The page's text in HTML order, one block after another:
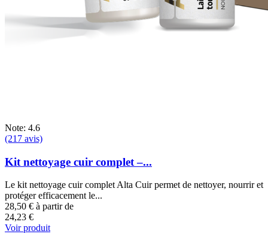
Note: 4.6
(217 avis)
Kit nettoyage cuir complet –...
Le kit nettoyage cuir complet Alta Cuir permet de nettoyer, nourrir et
protéger efficacement le...
28,50 € à partir de
24,23 €
Voir produit